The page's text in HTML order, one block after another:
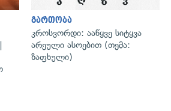
გართობა
კროსვორდი: ააწყვე სიტყვა
არეული ასოებით (თემა:
ზაფხული)